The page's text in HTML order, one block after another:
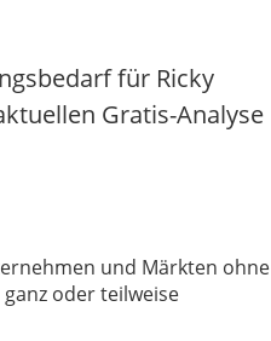
für Ricky
Gratis-Analyse
und Märkten ohne
oder teilweise